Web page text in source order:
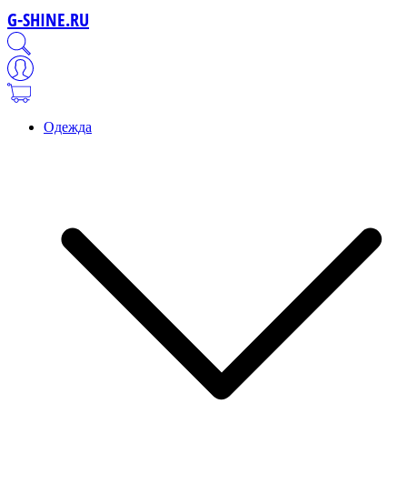
G-SHINE.RU
Одежда